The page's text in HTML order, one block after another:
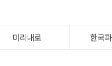
미리내로 한국